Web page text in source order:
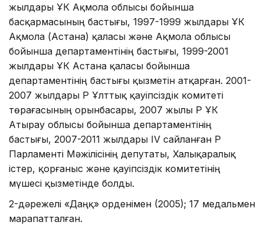
жылдары ҰҚК Ақмола облысы бойынша
басқармасының бастығы, 1997-1999 жылдары ҰҚК
Ақмола (Астана) қаласы және Ақмола облысы
бойынша департаментінің бастығы, 1999-2001
жылдары ҰҚК Астана қаласы бойынша
департаментінің бастығы қызметін атқарған. 2001-
2007 жылдары ҚР Ұлттық қауіпсіздік комитеті
төрағасының орынбасары, 2007 жылы ҚР ҰҚК
Атырау облысы бойынша департаментінің
бастығы, 2007-2011 жылдары IV сайланған ҚР
Парламенті Мәжілісінің депутаты, Халықаралық
істер, қорғаныс және қауіпсіздік комитетінің
мүшесі қызметінде болды.
2-дәрежелі «Даңқ» орденімен (2005); 17 медальмен
марапатталған.